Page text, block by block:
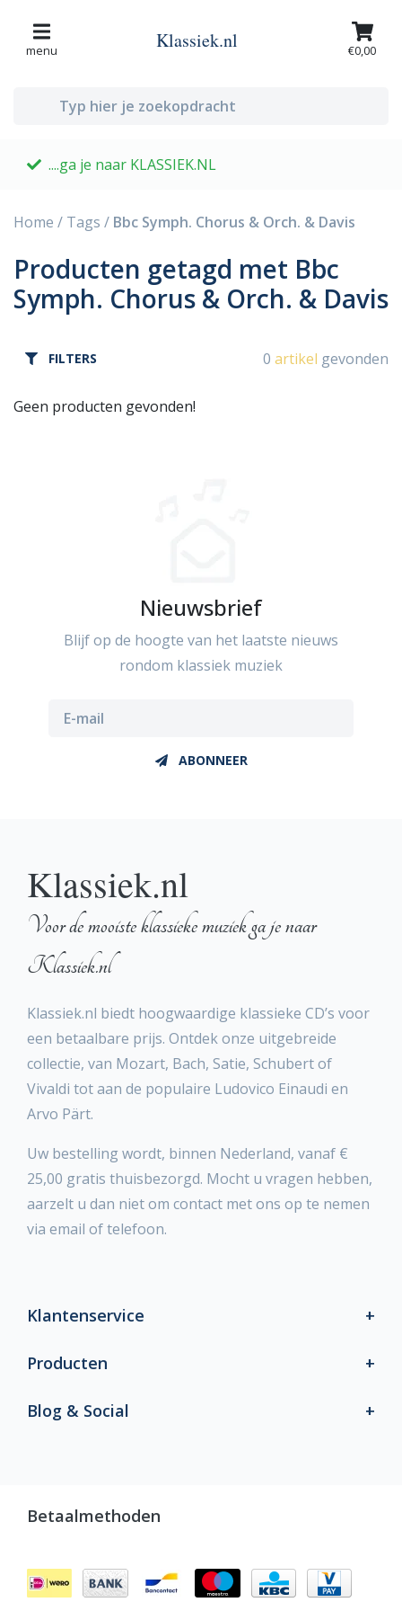
menu Klassiek.nl €0,00
....ga je naar KLASSIEK.NL
Home / Tags / Bbc Symph. Chorus & Orch. & Davis
Producten getagd met Bbc
Symph. Chorus & Orch. & Davis
FILTERS 0 artikel gevonden
Geen producten gevonden!
Nieuwsbrief
Blijf op de hoogte van het laatste nieuws
rondom klassiek muziek
ABONNEER
Klassiek.nl
Voor de mooiste klassieke muziek ga je naar
Klassiek.nl
Klassiek.nl biedt hoogwaardige klassieke CD’s voor
een betaalbare prijs. Ontdek onze uitgebreide
collectie, van Mozart, Bach, Satie, Schubert of
Vivaldi tot aan de populaire Ludovico Einaudi en
Arvo Pärt.
Uw bestelling wordt, binnen Nederland, vanaf €
25,00 gratis thuisbezorgd. Mocht u vragen hebben,
aarzelt u dan niet om contact met ons op te nemen
via email of telefoon.
Klantenservice
Producten
Blog & Social
Betaalmethoden